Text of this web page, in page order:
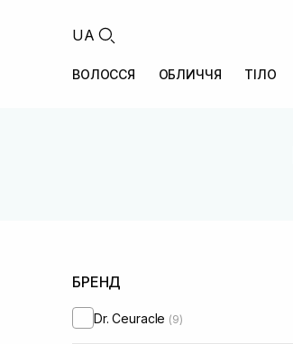
UA
ВОЛОССЯ ОБЛИЧЧЯ ТІЛО
БРЕНД
Dr. Ceuracle (9)